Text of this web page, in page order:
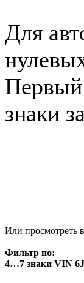
Для
Первый
знаки
Или просмотреть
Фильтр по:
4…7 знаки VIN